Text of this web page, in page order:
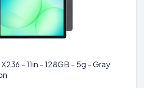
X236 - 11in - 128GB - 5g - Gray